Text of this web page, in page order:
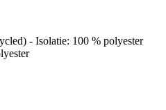
- Isolatie: 100 % polyester